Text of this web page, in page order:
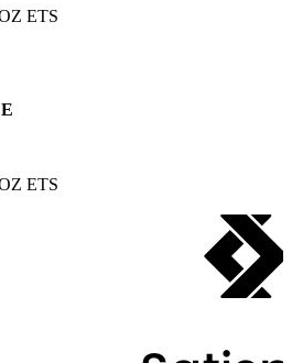
ETS
ETS